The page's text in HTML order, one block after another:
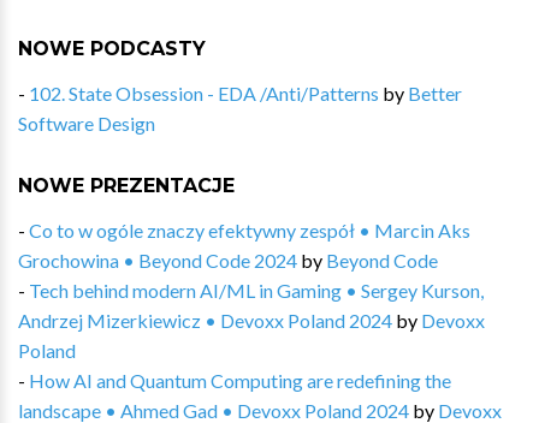
NOWE PODCASTY
- 102. State Obsession - EDA /Anti/Patterns by Better
Software Design
NOWE PREZENTACJE
- Co to w ogóle znaczy efektywny zespół • Marcin Aks
Grochowina • Beyond Code 2024 by Beyond Code
- Tech behind modern AI/ML in Gaming • Sergey Kurson,
Andrzej Mizerkiewicz • Devoxx Poland 2024 by Devoxx
Poland
- How AI and Quantum Computing are redefining the
landscape • Ahmed Gad • Devoxx Poland 2024 by Devoxx